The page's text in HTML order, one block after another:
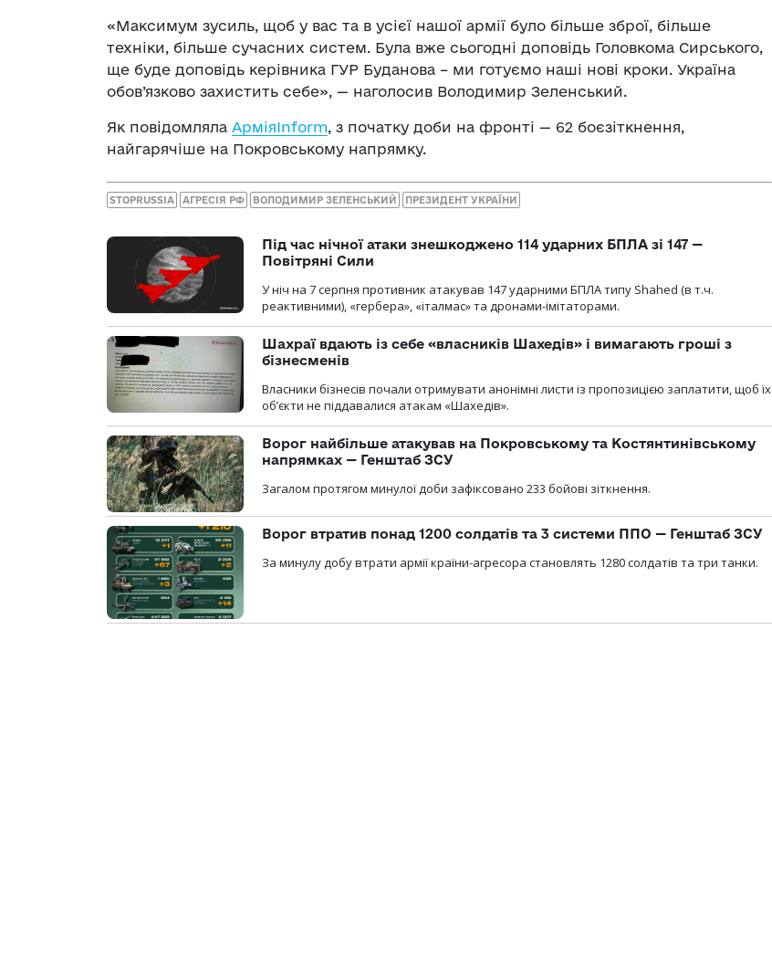
«Максимум зусиль, щоб у вас та в усієї нашої армії було більше зброї, більше
техніки, більше сучасних систем. Була вже сьогодні доповідь Головкома Сирського,
ще буде доповідь керівника ГУР Буданова – ми готуємо наші нові кроки. Україна
обов’язково захистить себе», — наголосив Володимир Зеленський.
Як повідомляла АрміяInform, з початку доби на фронті — 62 боєзіткнення,
найгарячіше на Покровському напрямку.
STOPRUSSIA АГРЕСІЯ РФ ВОЛОДИМИР ЗЕЛЕНСЬКИЙ ПРЕЗИДЕНТ УКРАЇНИ
Під час нічної атаки знешкоджено 114 ударних БПЛА зі 147 —
Повітряні Сили
У ніч на 7 серпня противник атакував 147 ударними БПЛА типу Shahed (в т.ч.
реактивними), «гербера», «італмас» та дронами-імітаторами.
Шахраї вдають із себе «власників Шахедів» і вимагають гроші з
бізнесменів
Власники бізнесів почали отримувати анонімні листи із пропозицією заплатити, щоб їх
об’єкти не піддавалися атакам «Шахедів».
Ворог найбільше атакував на Покровському та Костянтинівському
напрямках — Генштаб ЗСУ
Загалом протягом минулої доби зафіксовано 233 бойові зіткнення.
Ворог втратив понад 1200 солдатів та 3 системи ППО — Генштаб ЗСУ
За минулу добу втрати армії країни-агресора становлять 1280 солдатів та три танки.